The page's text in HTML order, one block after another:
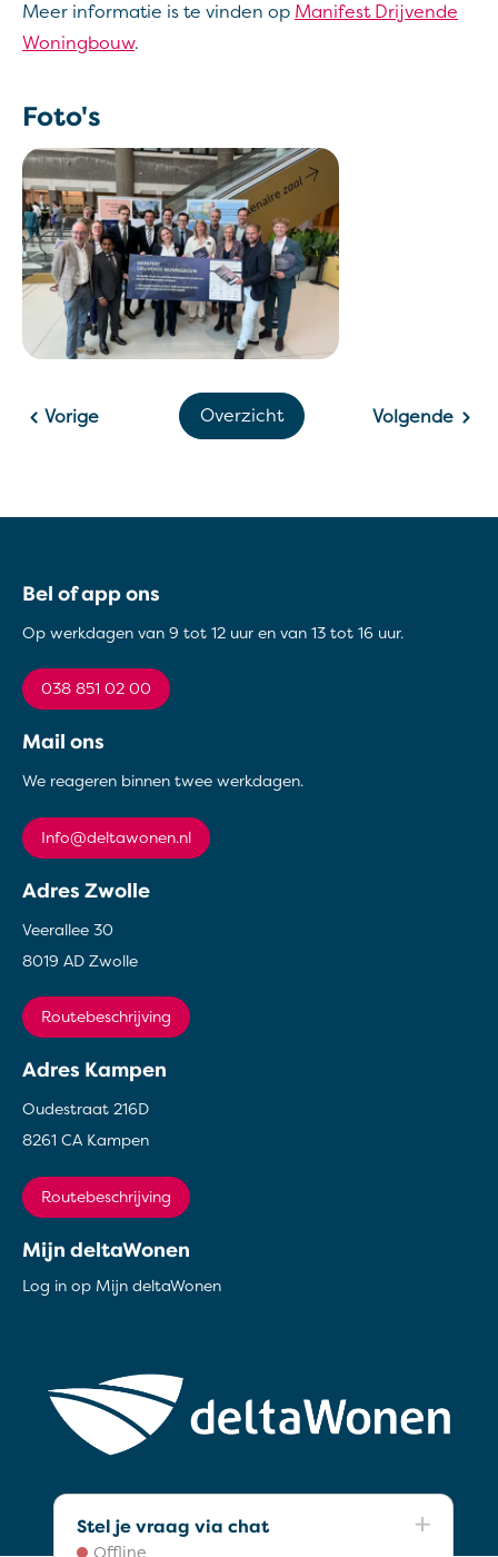
Meer informatie is te vinden op Manifest Drijvende
Woningbouw.
Foto's
Volgende
Overzicht
Vorige
Contactinformatie
Bel of app ons
Op werkdagen van 9 tot 12 uur en van 13 tot 16 uur.
038 851 02 00
Mail ons
We reageren binnen twee werkdagen.
info@deltawonen.nl
Adres Zwolle
Veerallee 30
8019 AD Zwolle
Routebeschrijving
Adres Kampen
Oudestraat 216D
8261 CA Kampen
Routebeschrijving
Mijn deltaWonen
Log in op Mijn deltaWonen
Stel je vraag via chat
Offline